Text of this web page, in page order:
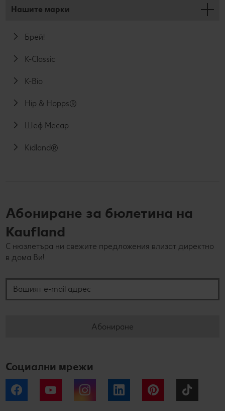
Нашите марки
Брей!
K-Classic
K-Bio
Hip & Hopps®
Шеф Месар
Kidland®
Абониране за бюлетина на
Kaufland
С нюзлетъра ни свежите предложения влизат директно
в дома Ви!
Абониране
Социални мрежи
Facebook YouTube Instagram LinkedIn Pinterest